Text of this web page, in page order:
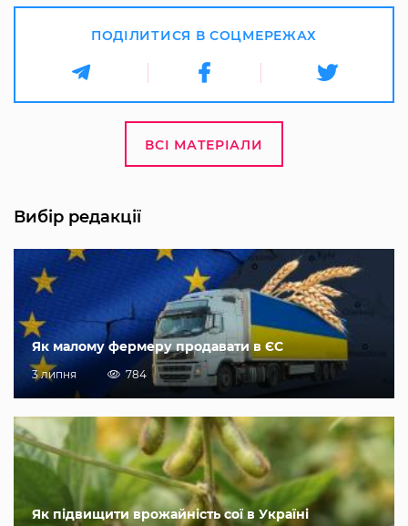
ПОДІЛИТИСЯ В СОЦМЕРЕЖАХ
ВСІ МАТЕРІАЛИ
Вибір редакції
Як малому фермеру продавати в ЄС
3 липня 784
Як підвищити врожайність сої в Україні